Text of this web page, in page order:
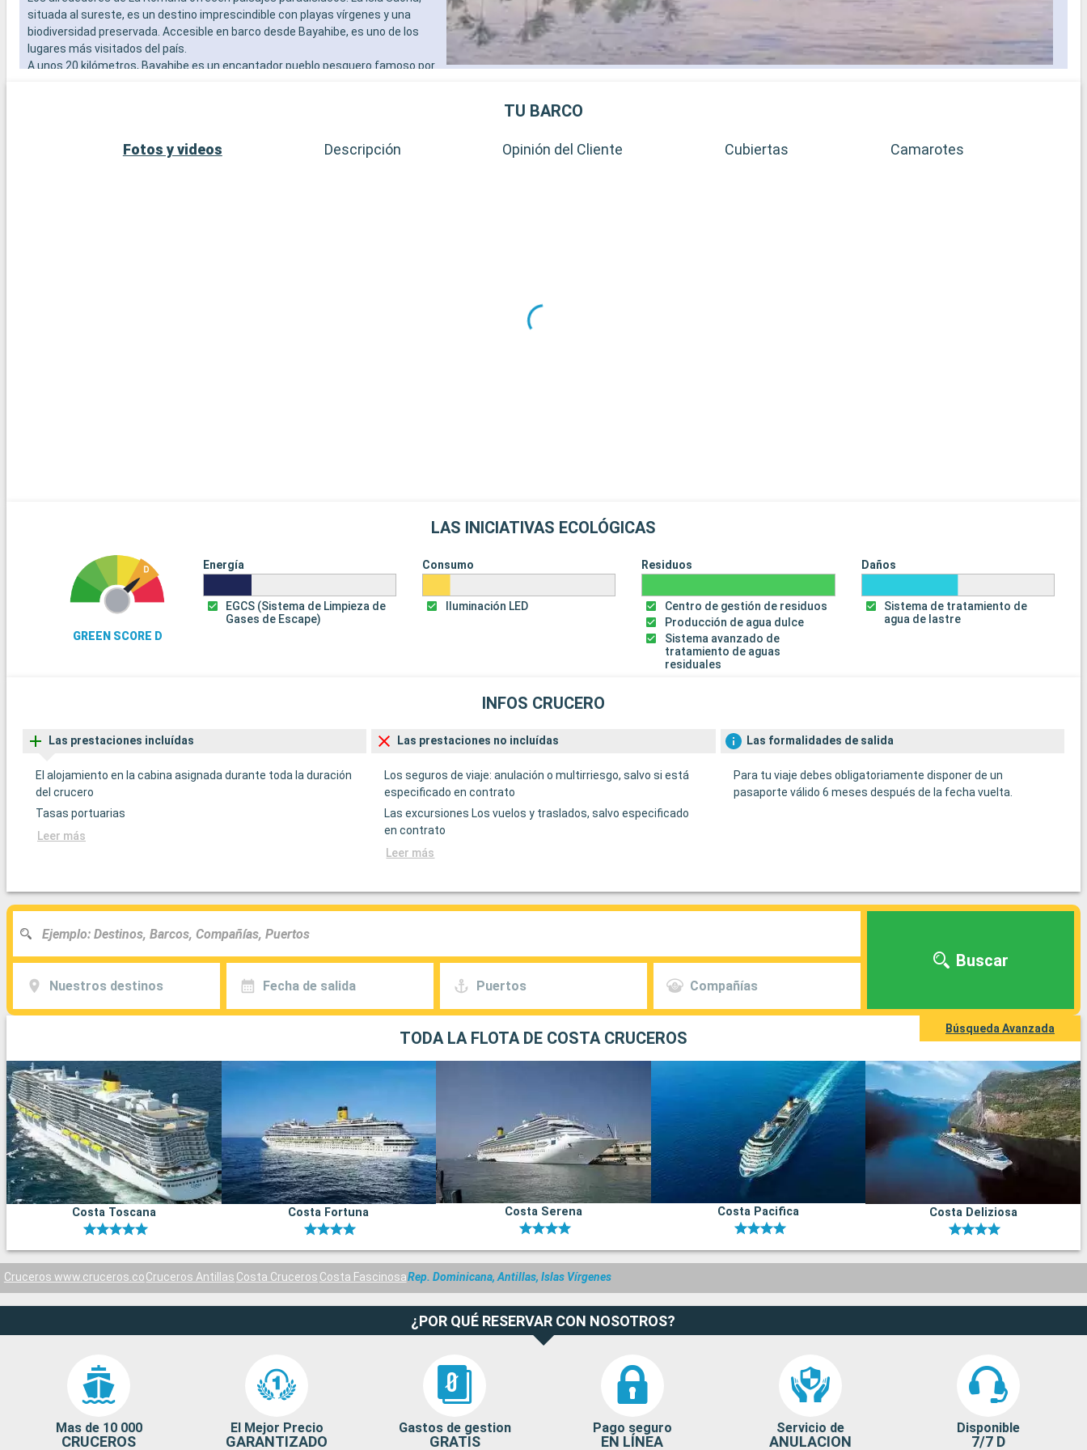
situada al sureste, es un destino imprescindible con playas vírgenes y una
biodiversidad preservada. Accesible en barco desde Bayahibe, es uno de los
lugares más visitados del país.
A unos 20 kilómetros, Bayahibe es un encantador pueblo pesquero famoso por
TU BARCO
Fotos y videos Descripción Opinión del Cliente Cubiertas Camarotes
LAS INICIATIVAS ECOLÓGICAS
GREEN SCORE D
Energía
EGCS (Sistema de Limpieza de
Gases de Escape)
Consumo
Iluminación LED
Residuos
Centro de gestión de residuos
Producción de agua dulce
Sistema avanzado de
tratamiento de aguas
residuales
Daños
Sistema de tratamiento de
agua de lastre
INFOS CRUCERO
Las prestaciones incluídas
El alojamiento en la cabina asignada durante toda la duración
del crucero
Tasas portuarias
Leer más
Las prestaciones no incluídas
Los seguros de viaje: anulación o multirriesgo, salvo si está
especificado en contrato
Las excursiones Los vuelos y traslados, salvo especificado
en contrato
Leer más
Las formalidades de salida
Para tu viaje debes obligatoriamente disponer de un
pasaporte válido 6 meses después de la fecha vuelta.
Nuestros destinos Fecha de salida Puertos Compañías
Buscar
Búsqueda Avanzada
TODA LA FLOTA DE COSTA CRUCEROS
Costa Toscana Costa Fortuna Costa Serena Costa Pacifica Costa Deliziosa
Cruceros www.cruceros.coCruceros Antillas Costa Cruceros Costa FascinosaRep. Dominicana, Antillas, Islas Vírgenes
¿POR QUÉ RESERVAR CON NOSOTROS?
Mas de 10 000
CRUCEROS
El Mejor Precio
GARANTIZADO
Gastos de gestion
GRATIS
Pago seguro
EN LÍNEA
Servicio de
ANULACION
Disponible
7/7 D